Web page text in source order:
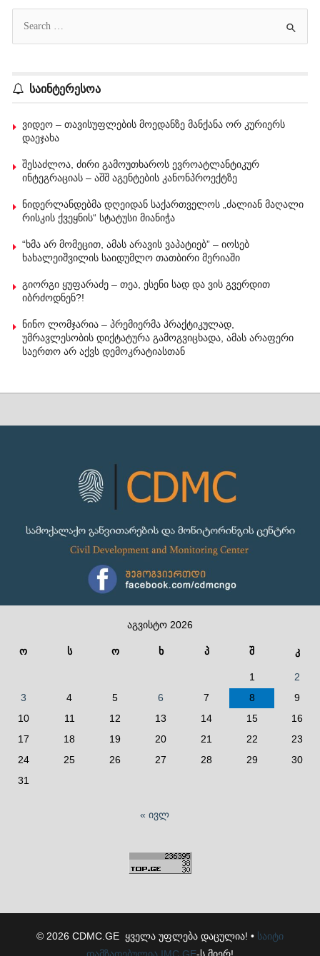
საინტერესოა
ვიდეო – თავისუფლების მოედანზე მანქანა ორ კურიერს
დაეჯახა
შესაძლოა, ძირი გამოუთხაროს ევროატლანტიკურ
ინტეგრაციას – აშშ აგენტების კანონპროექტზე
ნიდერლანდებმა დღეიდან საქართველოს „ძალიან მაღალი
რისკის ქვეყნის“ სტატუსი მიანიჭა
“ხმა არ მომეცით, ამას არავის ვაპატიებ” – იოსებ
ხახალეიშვილის საიდუმლო თათბირი მერიაში
გიორგი ყუფარაძე – თეა, ესენი სად და ვის გვერდით
იბრძოდნენ?!
ნინო ლომჯარია – პრემიერმა პრაქტიკულად,
უმრავლესობის დიქტატურა გამოგვიცხადა, ამას არაფერი
საერთო არ აქვს დემოკრატიასთან
აგვისტო 2026
ო ს ო ხ პ შ კ
1
2
3
4 5 6 7 8
9
10
11 12 13 14 15
16
17
18 19 20 21 22
23
24
25 26 27 28 29
30
31
« ივლ
© 2026 CDMC.GE ყველა უფლება დაცულია! • საიტი